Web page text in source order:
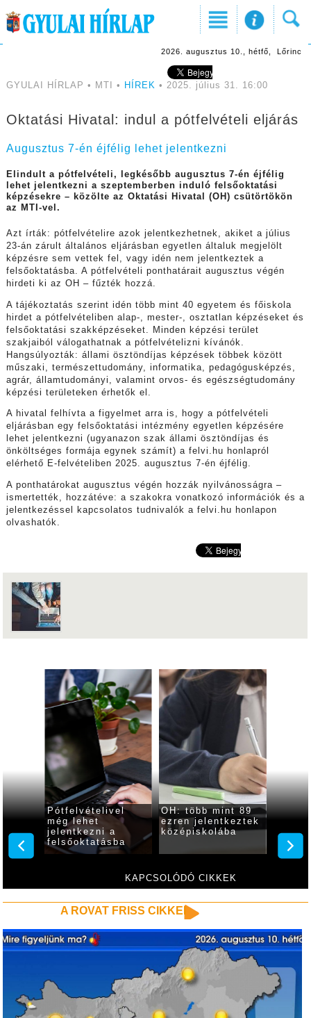
2026. augusztus 10., hétfő, Lőrinc
GYULAI HÍRLAP • MTI • HÍREK • 2025. július 31. 16:00
Oktatási Hivatal: indul a pótfelvételi eljárás
Augusztus 7-én éjfélig lehet jelentkezni
Elindult a pótfelvételi, legkésőbb augusztus 7-én éjfélig
lehet jelentkezni a szeptemberben induló felsőoktatási
képzésekre – közölte az Oktatási Hivatal (OH) csütörtökön
az MTI-vel.
Azt írták: pótfelvételire azok jelentkezhetnek, akiket a július
23-án zárult általános eljárásban egyetlen általuk megjelölt
képzésre sem vettek fel, vagy idén nem jelentkeztek a
felsőoktatásba. A pótfelvételi ponthatárait augusztus végén
hirdeti ki az OH – fűzték hozzá.
A tájékoztatás szerint idén több mint 40 egyetem és főiskola
hirdet a pótfelvételiben alap-, mester-, osztatlan képzéseket és
felsőoktatási szakképzéseket. Minden képzési terület
szakjaiból válogathatnak a pótfelvételizni kívánók.
Hangsúlyozták: állami ösztöndíjas képzések többek között
műszaki, természettudomány, informatika, pedagógusképzés,
agrár, államtudományi, valamint orvos- és egészségtudomány
képzési területeken érhetők el.
A hivatal felhívta a figyelmet arra is, hogy a pótfelvételi
eljárásban egy felsőoktatási intézmény egyetlen képzésére
lehet jelentkezni (ugyanazon szak állami ösztöndíjas és
önköltséges formája egynek számít) a felvi.hu honlapról
elérhető E-felvételiben 2025. augusztus 7-én éjfélig.
A ponthatárokat augusztus végén hozzák nyilvánosságra –
ismertették, hozzátéve: a szakokra vonatkozó információk és a
jelentkezéssel kapcsolatos tudnivalók a felvi.hu honlapon
olvashatók.
KAPCSOLÓDÓ CIKKEK
az
Pótfelvételivel
még lehet
jelentkezni a
felsőoktatásba
OH: több mint 89
ezren jelentkeztek
középiskolába
OH:
A ROVAT FRISS CIKKEI